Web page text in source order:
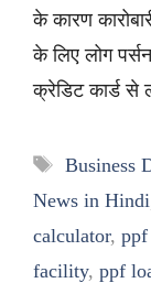
के कारण
के लिए लोग
क्रेडिट कार्ड से
Tags
Business
News in Hindi
calculator,
facility, ppf